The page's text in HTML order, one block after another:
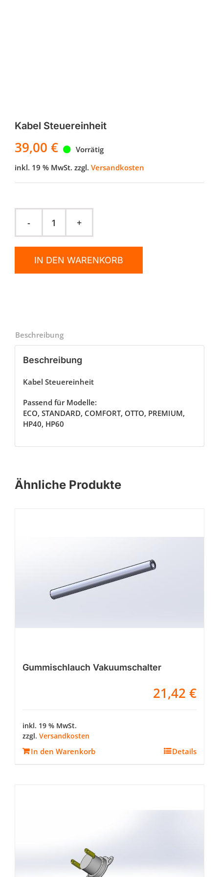
Kabel Steuereinheit
39,00 €
Vorrätig
inkl. 19 % MwSt. zzgl. Versandkosten
Kabel
Menge
IN DEN WARENKORB
Beschreibung
Beschreibung
Kabel Steuereinheit
Passend für Modelle:
ECO, STANDARD, COMFORT, OTTO, PREMIUM,
HP40, HP60
Ähnliche Produkte
Gummischlauch Vakuumschalter
21,42 €
inkl. 19 % MwSt.
zzgl. Versandkosten
In den Warenkorb Details